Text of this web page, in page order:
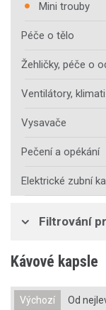
Mini trouby
Péče o tělo
Žehličky, péče o
Ventilátory,
Vysavače
Pečení a opékání
Elektrické zubní
Filtrování
Kávové kapsle
Výchozí Od